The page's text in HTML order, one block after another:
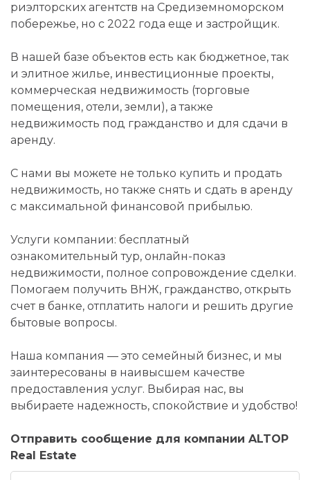
риэлторских агентств на Средиземноморском
побережье, но с 2022 года еще и застройщик.
В нашей базе объектов есть как бюджетное, так
и элитное жилье, инвестиционные проекты,
коммерческая недвижимость (торговые
помещения, отели, земли), а также
недвижимость под гражданство и для сдачи в
аренду.
С нами вы можете не только купить и продать
недвижимость, но также снять и сдать в аренду
с максимальной финансовой прибылью.
Услуги компании: бесплатный
ознакомительный тур, онлайн-показ
недвижимости, полное сопровождение сделки.
Помогаем получить ВНЖ, гражданство, открыть
счет в банке, отплатить налоги и решить другие
бытовые вопросы.
Наша компания — это семейный бизнес, и мы
заинтересованы в наивысшем качестве
предоставления услуг. Выбирая нас, вы
выбираете надежность, спокойствие и удобство!
Отправить сообщение для компании ALTOP
Real Estate